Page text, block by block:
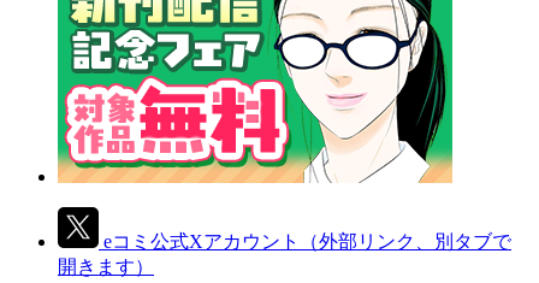
eコミ公式Xアカウント
（外部リンク、別タブで
開きます）